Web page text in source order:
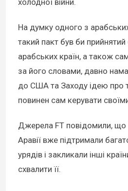
холодної війни.
На думку одного з
такий пакт був би
арабських країн, а також
за його словами, давно
до США та Заходу ідею про
повинен сам керувати
Джерела FT повідомили, що
Аравії вже підтримали
урядів і закликали інші
схвалити її.